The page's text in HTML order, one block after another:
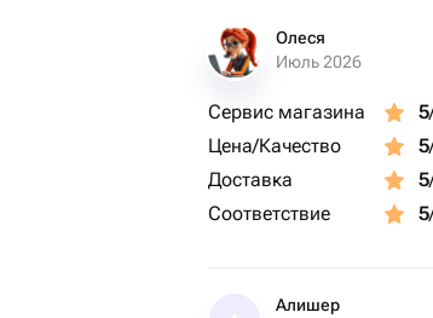
человеком, для
карточке товара :)
Олеся
Июль 2026
Сервис магазина 5
Цена/Качество
5
Доставка
5
Соответствие
5
Алишер